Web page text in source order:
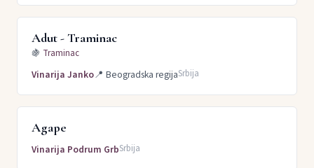
Adut - Traminac
🍇 Traminac
Vinarija Janko📍 Beogradska regijaSrbija
Agape
Vinarija Podrum GrbSrbija